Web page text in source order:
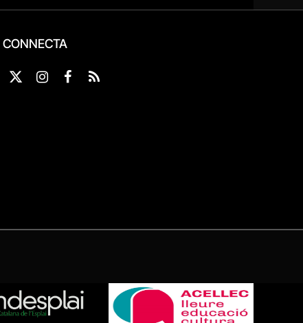
CONNECTA
X
Instagram
Facebook
RSS